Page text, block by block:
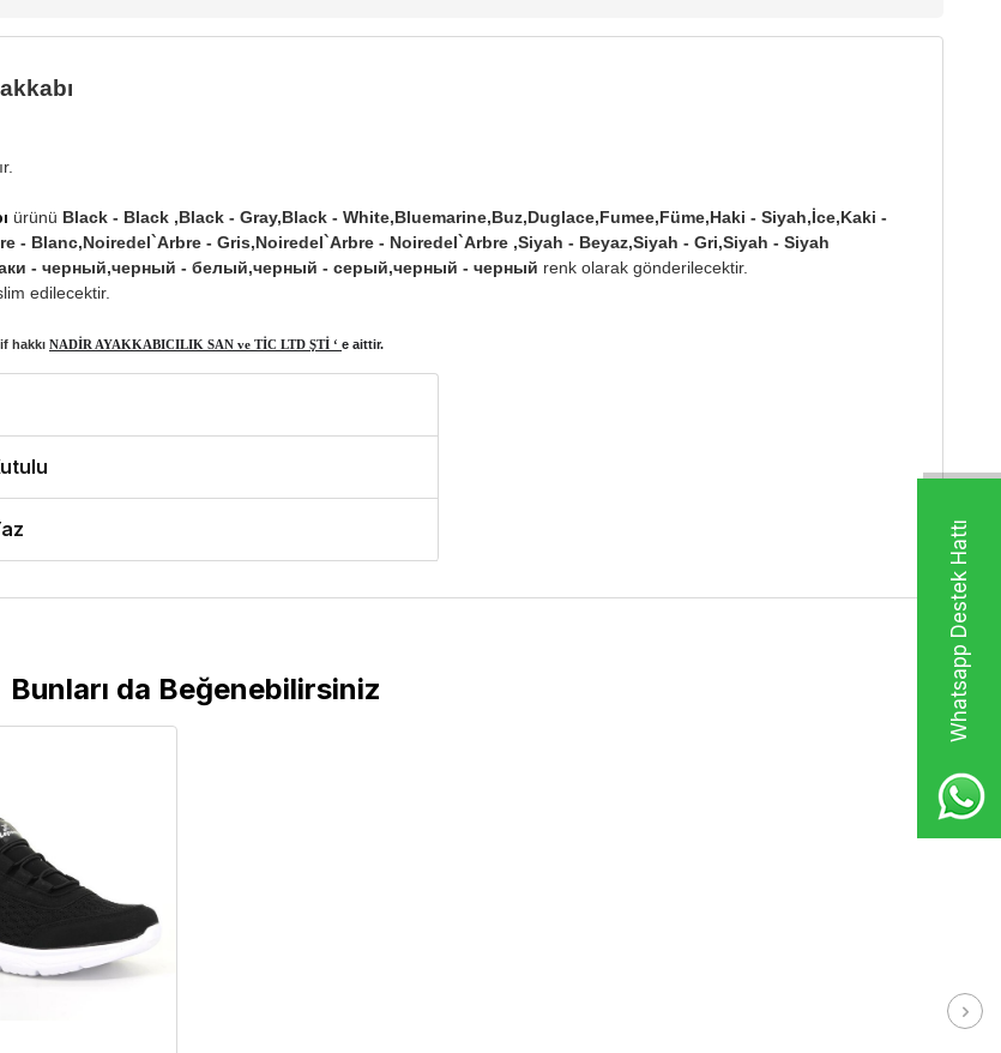
Whatsapp Destek Hattı
ürünü Black - Black ,Black - Gray,Black - White,Bluemarine,Buz,Duglace,Fumee,Füme,Haki - Siyah,İce,Kaki -
- Blanc,Noiredel`Arbre - Gris,Noiredel`Arbre - Noiredel`Arbre ,Siyah - Beyaz,Siyah - Gri,Siyah - Siyah
- черный,черный - белый,черный - серый,черный - черный renk olarak gönderilecektir.
edilecektir.
hakkı NADİR AYAKKABICILIK SAN ve TİC LTD ŞTİ ‘ e aittir.
Bunları da Beğenebilirsiniz